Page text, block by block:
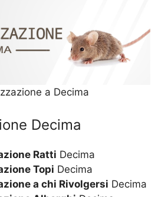
a Decima
Decima
Ratti Decima
Topi Decima
a chi Rivolgersi Decima